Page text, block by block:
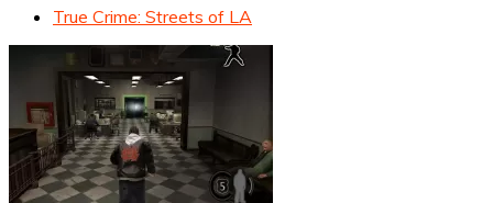
True Crime: Streets of LA